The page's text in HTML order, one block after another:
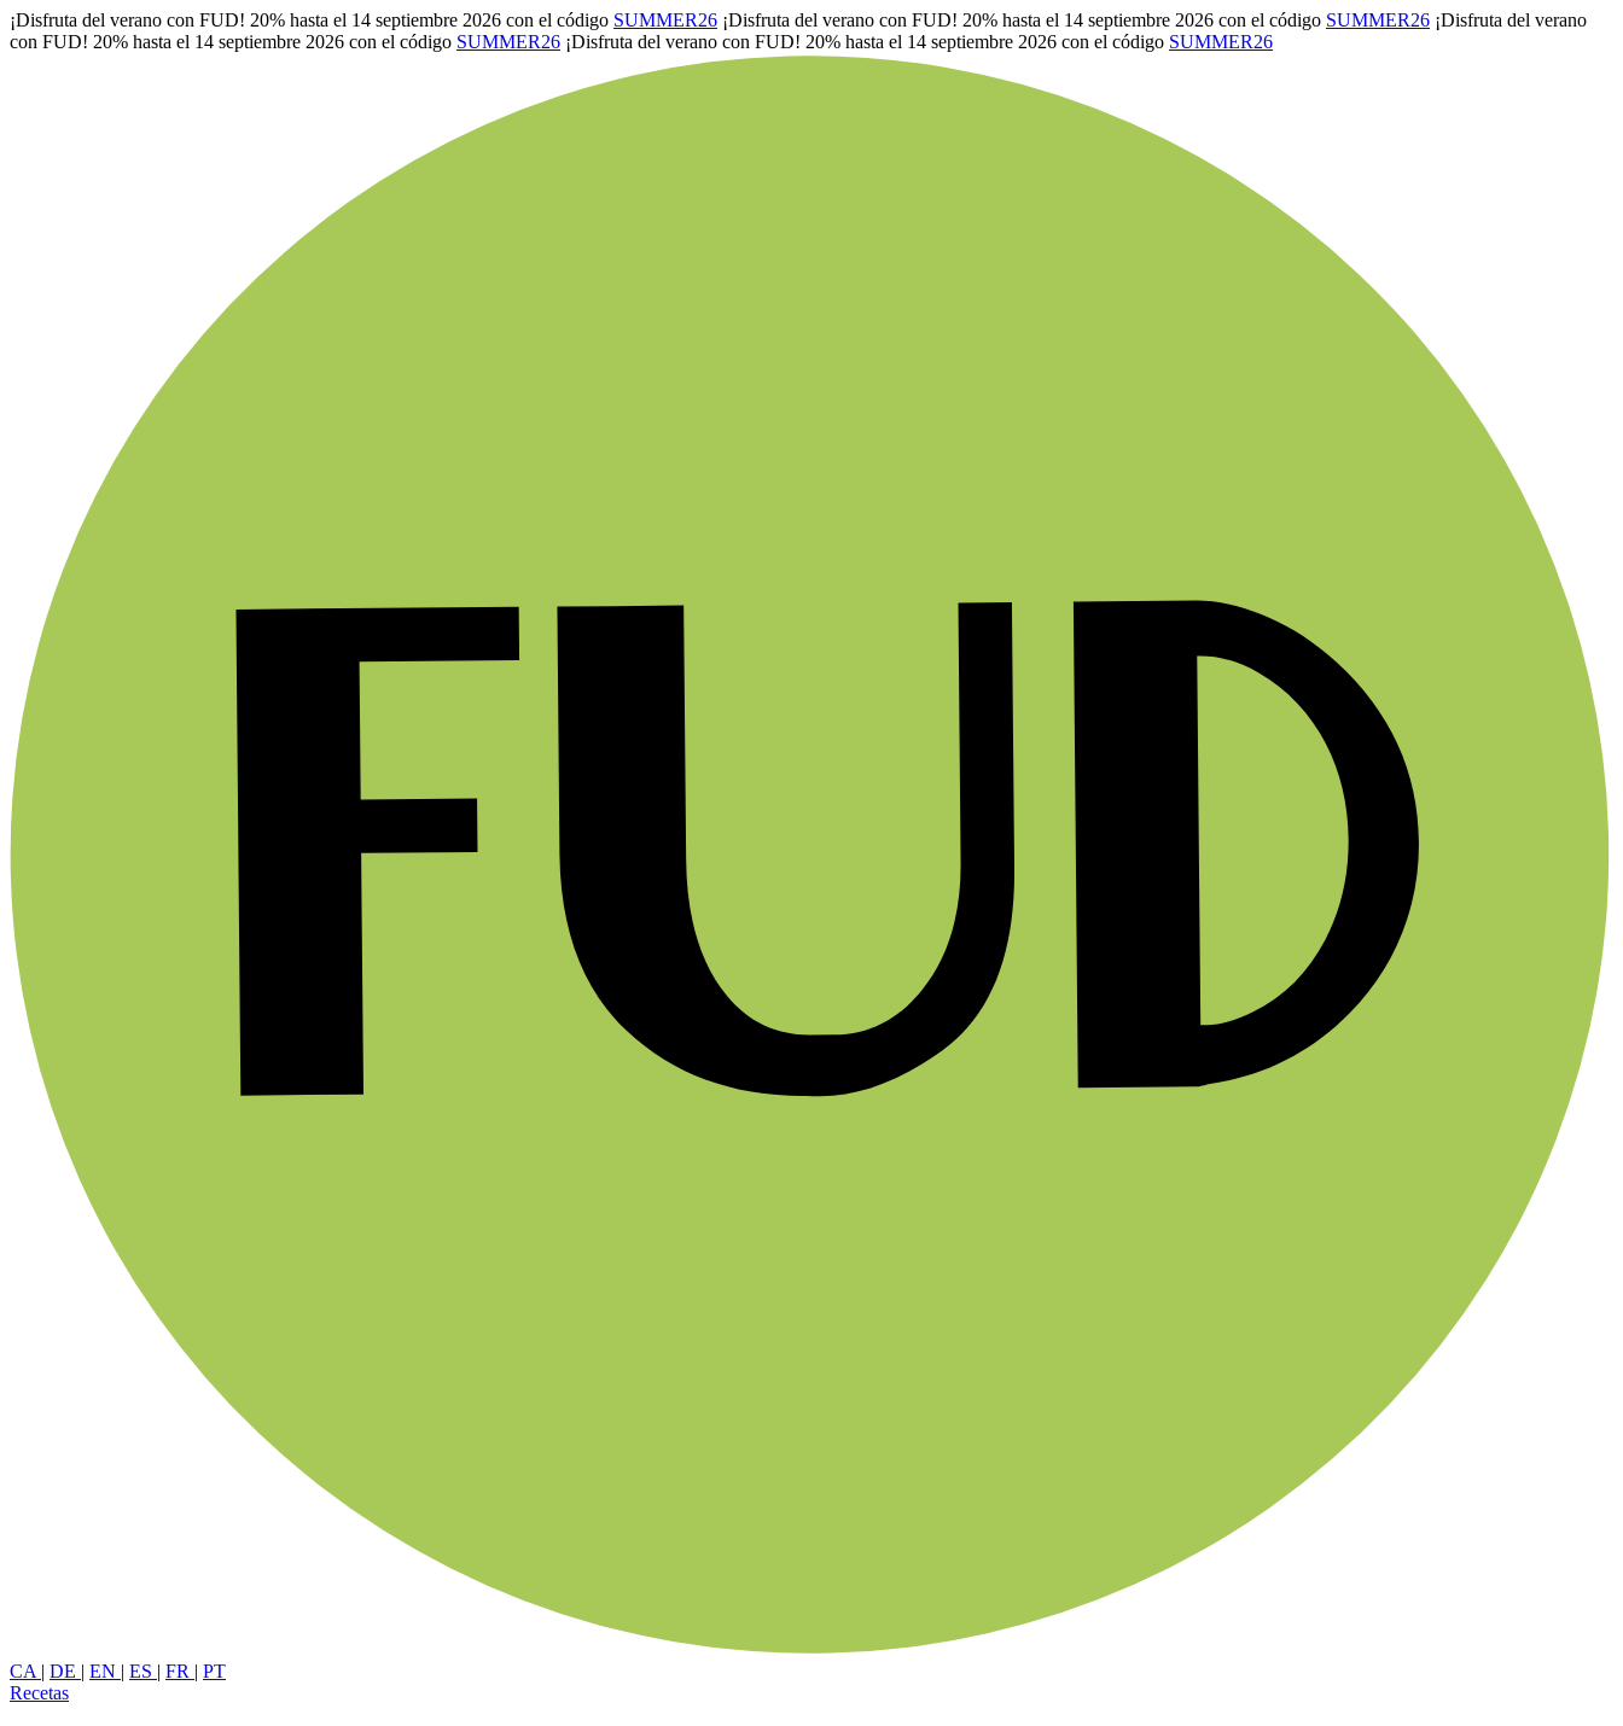
¡Disfruta del verano con FUD! 20% hasta el 14 septiembre 2026 con el código SUMMER26 ¡Disfruta del verano con FUD! 20% hasta el 14 septiembre 2026 con el código SUMMER26 ¡Disfruta del verano
con FUD! 20% hasta el 14 septiembre 2026 con el código SUMMER26 ¡Disfruta del verano con FUD! 20% hasta el 14 septiembre 2026 con el código SUMMER26
CA | DE | EN | ES | FR | PT
Recetas